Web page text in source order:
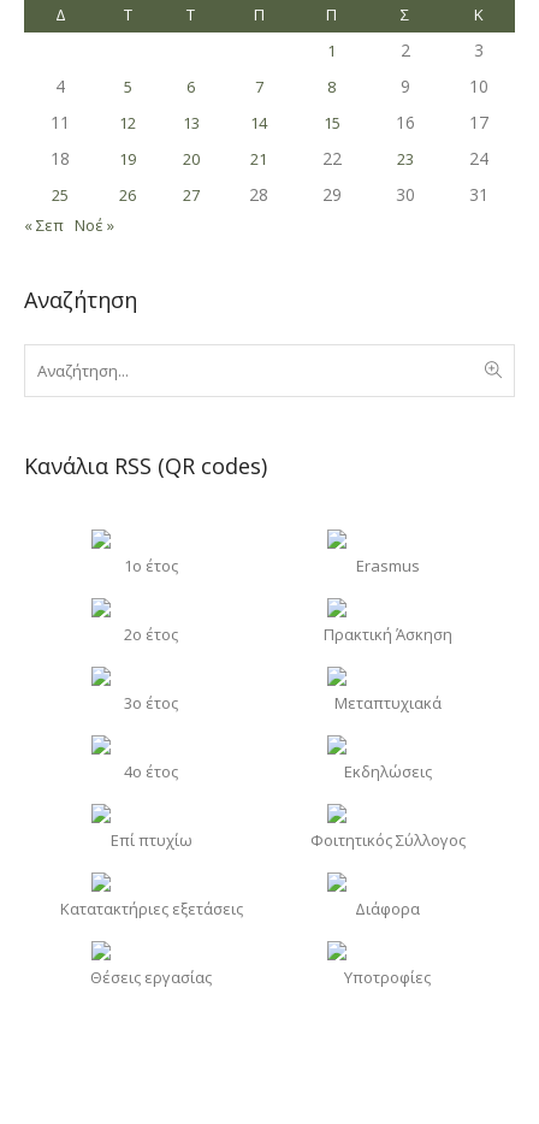
Δ Τ Τ Π Π Σ
Κ
1
2
3
4
5 6 7 8 9
10
11
12 13 14 15 16
17
18
19 20 21 22 23 24
25 26 27 28 29 30 31
« Σεπ Νοέ »
Αναζήτηση
Κανάλια RSS (QR codes)
1o έτος Erasmus
2o έτος Πρακτική Άσκηση
3o έτος Μεταπτυχιακά
4o έτος Εκδηλώσεις
Επί πτυχίω Φοιτητικός Σύλλογος
Κατατακτήριες εξετάσεις Διάφορα
Θέσεις εργασίας Υποτροφίες